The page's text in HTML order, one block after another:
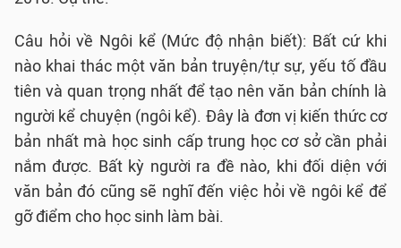
Câu hỏi về Ngôi kể (Mức độ nhận biết): Bất cứ khi
nào khai thác một văn bản truyện/tự sự, yếu tố đầu
tiên và quan trọng nhất để tạo nên văn bản chính là
người kể chuyện (ngôi kể). Đây là đơn vị kiến thức cơ
bản nhất mà học sinh cấp trung học cơ sở cần phải
nắm được. Bất kỳ người ra đề nào, khi đối diện với
văn bản đó cũng sẽ nghĩ đến việc hỏi về ngôi kể để
gỡ điểm cho học sinh làm bài.